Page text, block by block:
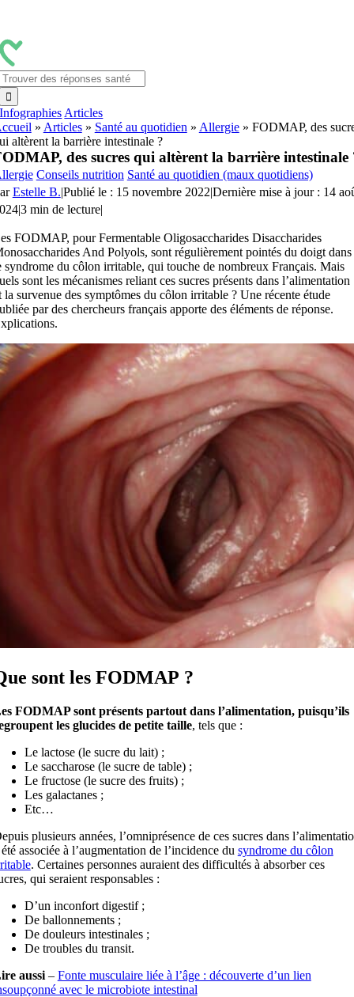
contenu
Infographies Articles
» Articles» Santé au quotidien » Allergie» FODMAP, des
altèrent la barrière intestinale ?
des sucres qui altèrent la barrière intestinale
Conseils nutrition Santé au quotidien (maux quotidiens)
Estelle B.|Publié le : 15 novembre 2022|Dernière mise à jour : 14
|3 min de lecture|
FODMAP, pour Fermentable Oligosaccharides Disaccharides
And Polyols, sont régulièrement pointés du doigt dans
syndrome du côlon irritable, qui touche de nombreux Français. Mais
sont les mécanismes reliant ces sucres présents dans l’alimentation
la survenue des symptômes du côlon irritable ? Une récente étude
par des chercheurs français apporte des éléments de réponse.
sont les FODMAP ?
FODMAP sont présents partout dans l’alimentation, puisqu’ils
les glucides de petite taille, tels que :
Le lactose (le sucre du lait) ;
Le saccharose (le sucre de table) ;
Le fructose (le sucre des fruits) ;
Les galactanes ;
Etc…
plusieurs années, l’omniprésence de ces sucres dans
associée à l’augmentation de l’incidence du syndrome du côlon
. Certaines personnes auraient des difficultés à absorber ces
qui seraient responsables :
D’un inconfort digestif ;
De ballonnements ;
De douleurs intestinales ;
De troubles du transit.
aussi– Fonte musculaire liée à l’âge : découverte d’un lien
avec le microbiote intestinal